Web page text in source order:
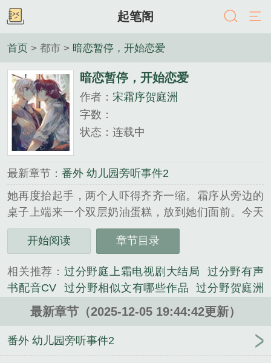
起笔阁
首页 > 都市 > 暗恋暂停，开始恋爱
暗恋暂停，开始恋爱
作者： 宋霜序贺庭洲
字数：
状态：连载中
最新章节： 番外 幼儿园旁听事件2
她再度抬起手，两个人吓得齐齐一缩。霜序从旁边的
桌子上端来一个双层奶油蛋糕，放到她们面前。今天
我哥生日，我不想破坏他的心情，不然就不是一个巴
掌的事。管不好自己的嘴，就把它......
都市类小说。
开始阅读 章节目录
相关推荐： 过分野庭上霜电视剧大结局
过分野有声
书配音CV
过分野相似文有哪些作品
过分野贺庭洲
宋霜序短剧全集
过分野讲了什么
过分野百度TXT
过分野电视剧
过分野有声书
过分野讲的什么故事
攀高枝 过分野沈聿的扮演者叫什么
过分野原著叫什
最新章节（2025-12-05 19:44:42更新）
番外 幼儿园旁听事件2